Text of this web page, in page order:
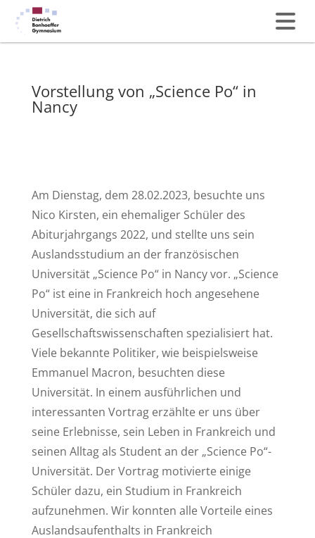
Vorstellung von „Science Po“ in
Nancy
Am Dienstag, dem 28.02.2023, besuchte uns
Nico Kirsten, ein ehemaliger Schüler des
Abiturjahrgangs 2022, und stellte uns sein
Auslandsstudium an der französischen
Universität „Science Po“ in Nancy vor. „Science
Po“ ist eine in Frankreich hoch angesehene
Universität, die sich auf
Gesellschaftswissenschaften spezialisiert hat.
Viele bekannte Politiker, wie beispielsweise
Emmanuel Macron, besuchten diese
Universität. In einem ausführlichen und
interessanten Vortrag erzählte er uns über
seine Erlebnisse, sein Leben in Frankreich und
seinen Alltag als Student an der „Science Po“-
Universität. Der Vortrag motivierte einige
Schüler dazu, ein Studium in Frankreich
aufzunehmen. Wir konnten alle Vorteile eines
Auslandsaufenthalts in Frankreich